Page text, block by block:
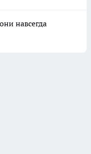
навсегда